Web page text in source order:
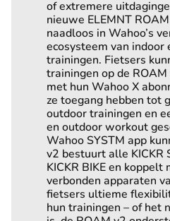
of extremere
nieuwe ELEMNT
naadloos in Wahoo’s
ecosysteem van indoor
trainingen. Fietsers
trainingen op de
met hun Wahoo X
ze toegang hebben tot
outdoor trainingen en
en outdoor workout
Wahoo SYSTM app
v2 bestuurt alle KICKR
KICKR BIKE en
verbonden apparaten
fietsers ultieme
hun trainingen – of het